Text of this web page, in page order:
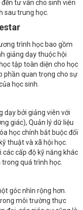
tư vân cho sinh viên
sau trung học.
trình học bao gồm
giảng dạy thuộc hội
tập toàn diện cho học
phần quan trọng cho sự
học sinh.
dạy bởi giảng viên với
giác), Quản lý dữ liệu
học chính bắt buộc đối
thuật và xã hội học.
cấp độ kỹ năng khác
quá trình học.
góc nhìn rộng hơn.
môi trường thực